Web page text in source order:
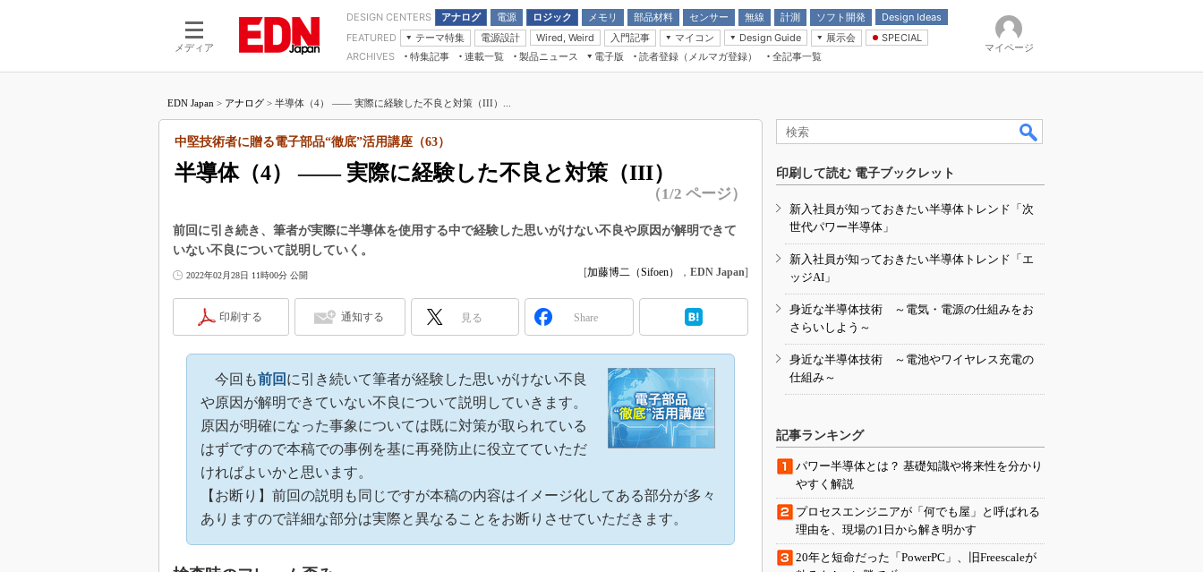
メディア
DESIGN CENTERS アナログ
電源
モーター
ロジック
LSI
メモリ
部品材料
受動部品
センサー 無線 計測 ソフト開発
Design Ideas
アナログ機能回路
計測とテスト
FEATURED
テーマ特集
つながるクルマ
エレクトロニクス入門
医療エレ（EE Times Japan）
製品解剖（EE Times Japan）
電源設計 Wired, Weird
入門記事
モーター入門
マイコン
マイコン講座
Design Guide
計測機器
展示会
CEATEC
組込み/エッジコンピューティング展
人とくるま展
AUTOMOTIVE WORLD
SPECIAL
Microchip情報
ARCHIVES 特集記事
連載一覧
マイクロプロセッサ懐古録
中堅技術者に贈る電子部品“徹底”活
用講座
たった2つの式で始めるDC/DCコン
Wired, Weird
マイコン講座
Q&Aで学ぶマイコン講座
高速シリアル伝送技術講座
記録計／データロガーの基礎知識
アナログ設計のきほん／ADCとノイ
ズ編
めざせ高効率！ モーター駆動入門講
座
Bluetooth mesh入門
「SPICEの仕組みとその活用設計」
最新記事一覧
製品ニュース
電子版
電子ブックレット
読者登録（メルマガ登録） 全記事一覧
マイページ
EDN Japan > アナログ > 半導体（4） ―― 実際に経験した不良と対策（III）...
半導体（4） ―― 実際に経験した不良と対策（III）
中堅技術者に贈る電子部品“徹底”活用講座（63）
（1/2 ページ）
前回に引き続き、筆者が実際に半導体を使用する中で経験した思いがけない不良や原因が解明できて
いない不良について説明していく。
2022年02月28日 11時00分 公開 [加藤博二（Sifoen） ， EDN Japan]
印刷する 通知する 見る Share
今回も前回 に引き続いて筆者が経験した思いがけない不良
や原因が解明できていない不良について説明していきます。
原因が明確になった事象については既に対策が取られている
はずですので本稿での事例を基に再発防止に役立てていただ
ければよいかと思います。
【お断り】前回の説明も同じですが本稿の内容はイメージ化してある部分が多々
ありますので詳細な部分は実際と異なることをお断りさせていただきます。
印刷して読む 電子ブックレット
新入社員が知っておきたい半導体トレンド「次
世代パワー半導体」
新入社員が知っておきたい半導体トレンド「エ
ッジAI」
身近な半導体技術 ～電気・電源の仕組みをお
さらいしよう～
身近な半導体技術 ～電池やワイヤレス充電の
仕組み～
記事ランキング
パワー半導体とは？ 基礎知識や将来性を分かり
やすく解説
プロセスエンジニアが「何でも屋」と呼ばれる
理由を、現場の1日から解き明かす
20年と短命だった「PowerPC」、旧Freescaleが